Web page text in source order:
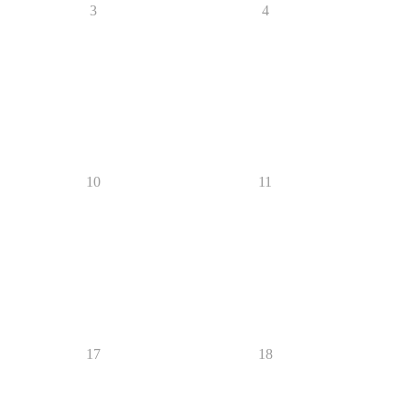
3 4
10 11
17 18